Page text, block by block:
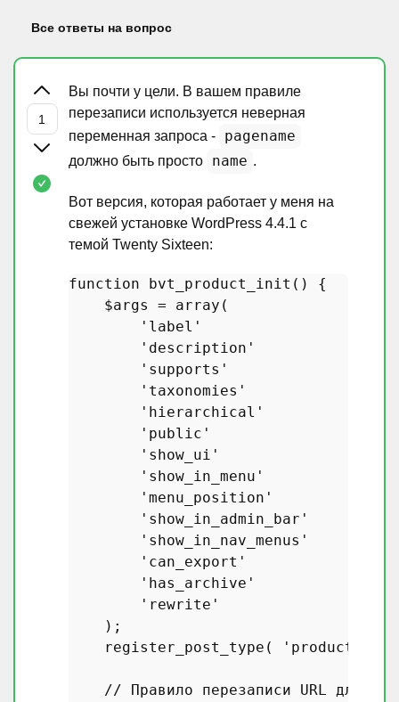
Все ответы на вопрос
Вы почти у цели. В вашем правиле
перезаписи используется неверная
переменная запроса -
pagename
должно быть просто name .
Вот версия, которая работает у меня на
свежей установке WordPress 4.4.1 с
темой Twenty Sixteen:
function bvt_product_init ( ) {
$args
= array (
'label'
'description'
'supports'
'taxonomies'
'hierarchical'
'public'
'show_ui'
'show_in_menu'
'menu_position'
'show_in_admin_bar'
'show_in_nav_menus'
'can_export'
'has_archive'
'rewrite'
    );
register_post_type ( 'product'
// Правило перезаписи URL для